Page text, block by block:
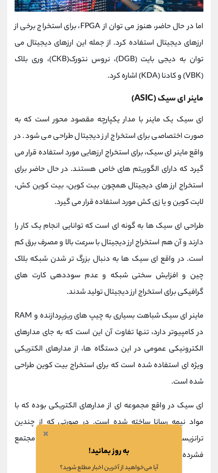
اما در حال حاضر، هنوز می توان از FPGA، برای استخراج برخی از
ارزهای دیجیتال استفاده کرد. از جمله این ارزهای دیجیتال می
توان به دیجی بایت (DGB)، نروس نتورک(CKB)، وری بلاک
(VBK) و کادنا (KDA) اشاره کرد.
ماینر ای‌ سیک (ASIC)
ای سیک یک ماینر با مدار یکپارچه مقصود محور است که به
صورت اختصاصی برای استخراج ارز دیجیتال طراحی می شود. در
واقع ماینر ای سیک، برای استخراج ارزهایی مورد استفاده قرار می
گیرد که دارای الگوریتم های خاص هستند. در حال حاضر برای
استخراج ارز های دیجیتال همچون بیت کوین، بیت کوین کش،
لایت کوین و یا زی کش مورد استفاده قرار می گیرد.
طراحی ای سیک ها به گونه ای است که توانایی انجام یک کار را
دارند و آن هم استخراج ارز دیجیتال با سرعت بالا و مصرف برق کم
است. در واقع ای سیک ها به دنبال بزرگ تر شدن شبکه بلاک
چین و افزایش سختی شبکه و عدم سوددهی کارت های
گرافیکی برای استخراج ارز دیجیتال تولید شدند.
ماینر ای سیک شباهت بسیاری به چیپ های ریزپردازنده و RAM
در کامپیوتر دارد، تنها تفاوت آن این است که به جای مدارهای
الکترونیکی عمومی در این دستگاه ها، از مدارهای الکتریکی
ویژه ای استفاده شده است که برای استخراج بیت کوین طراحی
شده است.
ای سیک در واقع مجموعه ای از مدارهای الکتریکی بوده که با
مواد نیمه رسانا ساخته شده است. در صورتی که از چندین
ترانزیستور در یک ریز تراشه استفاده شود، به آن مدار مجتمع
فشرده گفته می شود.
×
به روز بمانید!
آیا می‌خواهید از آخرین اخبار مطلع شوید؟